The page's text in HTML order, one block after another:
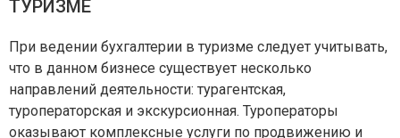
ТУРИЗМЕ
При ведении бухгалтерии в туризме следует учитывать,
что в данном бизнесе существует несколько
направлений деятельности: турагентская,
туроператорская и экскурсионная. Туроператоры
оказывают комплексные услуги по продвижению и